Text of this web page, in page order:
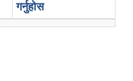
गर्नुहोस